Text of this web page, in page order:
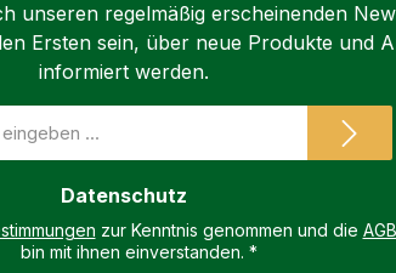
unseren regelmäßig erscheinenden
Ersten sein, über neue Produkte und
informiert werden.
Datenschutz
zur Kenntnis genommen und die AGB
bin mit ihnen einverstanden. *